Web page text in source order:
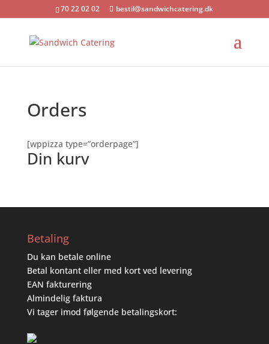
70 22 02 02 bestil@sandwichcatering.dk
Orders
[wppizza type=”orderpage”]
Din kurv
Betaling
Du kan betale online
Betal kontant eller med kort ved levering
EAN fakturering
Almindelig faktura
Vi tager imod følgende betalingskort: